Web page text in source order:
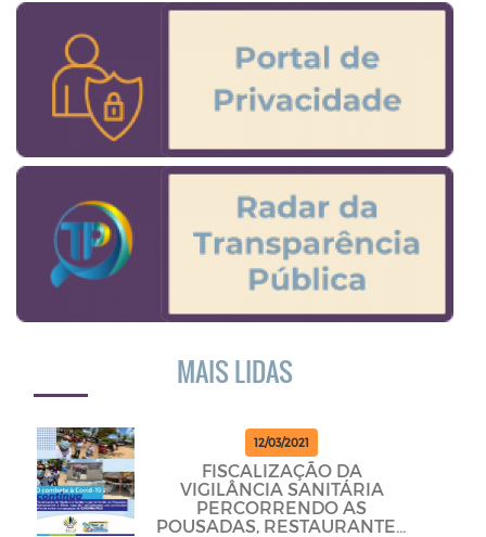
MAIS LIDAS
12/03/2021
FISCALIZAÇÃO DA
VIGILÂNCIA SANITÁRIA
PERCORRENDO AS
POUSADAS, RESTAURANTES